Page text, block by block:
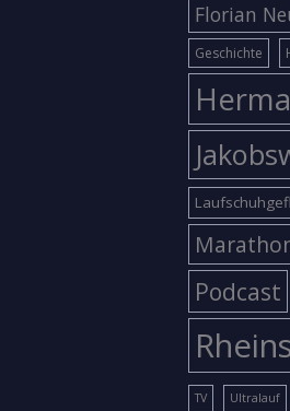
Florian
Geschichte
Podcast
TV Ultralauf